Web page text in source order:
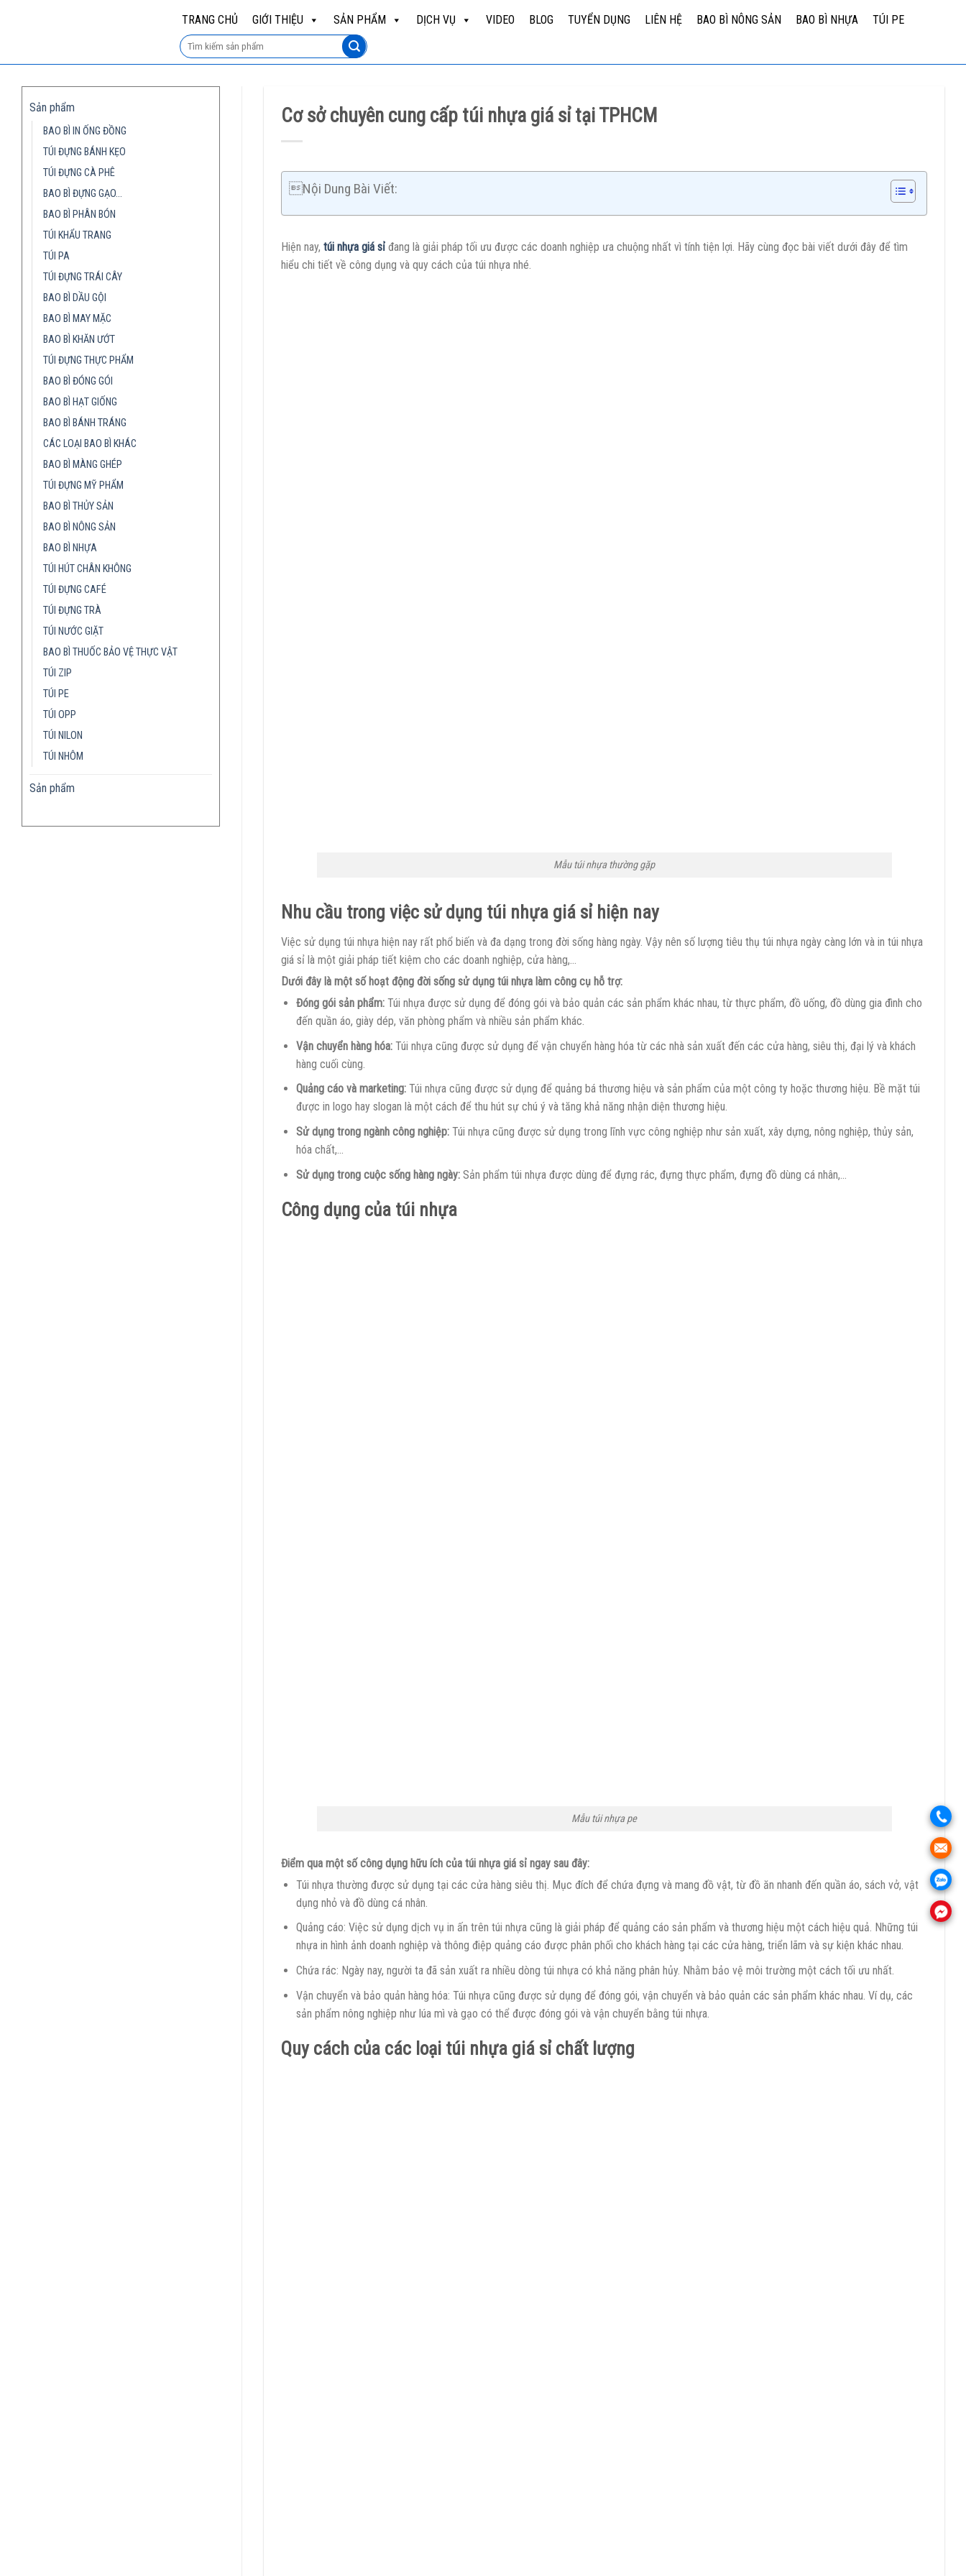
TRANG CHỦ GIỚI THIỆU SẢN PHẨM DỊCH VỤ VIDEO BLOG TUYỂN DỤNG LIÊN HỆ BAO BÌ NÔNG SẢN BAO BÌ NHỰA TÚI PE
Sản phẩm
BAO BÌ IN ỐNG ĐỒNG
TÚI ĐỰNG BÁNH KẸO
TÚI ĐỰNG CÀ PHÊ
BAO BÌ ĐỰNG GẠO…
BAO BÌ PHÂN BÓN
TÚI KHẨU TRANG
TÚI PA
TÚI ĐỰNG TRÁI CÂY
BAO BÌ DẦU GỘI
BAO BÌ MAY MẶC
BAO BÌ KHĂN ƯỚT
TÚI ĐỰNG THỰC PHẨM
BAO BÌ ĐÓNG GÓI
BAO BÌ HẠT GIỐNG
BAO BÌ BÁNH TRÁNG
CÁC LOẠI BAO BÌ KHÁC
BAO BÌ MÀNG GHÉP
TÚI ĐỰNG MỸ PHẨM
BAO BÌ THỦY SẢN
BAO BÌ NÔNG SẢN
BAO BÌ NHỰA
TÚI HÚT CHÂN KHÔNG
TÚI ĐỰNG CAFÉ
TÚI ĐỰNG TRÀ
TÚI NƯỚC GIẶT
BAO BÌ THUỐC BẢO VỆ THỰC VẬT
TÚI ZIP
TÚI PE
TÚI OPP
TÚI NILON
TÚI NHÔM
Sản phẩm
Cơ sở chuyên cung cấp túi nhựa giá sỉ tại TPHCM
Nội Dung Bài Viết:
Hiện nay, túi nhựa giá sỉ đang là giải pháp tối ưu được các doanh nghiệp ưa chuộng nhất vì tính tiện lợi. Hãy cùng đọc bài viết dưới đây để tìm
hiểu chi tiết về công dụng và quy cách của túi nhựa nhé.
Mẫu túi nhựa thường gặp
Nhu cầu trong việc sử dụng túi nhựa giá sỉ hiện nay
Việc sử dụng túi nhựa hiện nay rất phổ biến và đa dạng trong đời sống hàng ngày. Vậy nên số lượng tiêu thụ túi nhựa ngày càng lớn và in túi nhựa
giá sỉ là một giải pháp tiết kiệm cho các doanh nghiệp, cửa hàng,…
Dưới đây là một số hoạt động đời sống sử dụng túi nhựa làm công cụ hỗ trợ:
Đóng gói sản phẩm:Túi nhựa được sử dụng để đóng gói và bảo quản các sản phẩm khác nhau, từ thực phẩm, đồ uống, đồ dùng gia đình cho
đến quần áo, giày dép, văn phòng phẩm và nhiều sản phẩm khác.
Vận chuyển hàng hóa:Túi nhựa cũng được sử dụng để vận chuyển hàng hóa từ các nhà sản xuất đến các cửa hàng, siêu thị, đại lý và khách
hàng cuối cùng.
Quảng cáo và marketing:Túi nhựa cũng được sử dụng để quảng bá thương hiệu và sản phẩm của một công ty hoặc thương hiệu. Bề mặt túi
được in logo hay slogan là một cách để thu hút sự chú ý và tăng khả năng nhận diện thương hiệu.
Sử dụng trong ngành công nghiệp:Túi nhựa cũng được sử dụng trong lĩnh vực công nghiệp như sản xuất, xây dựng, nông nghiệp, thủy sản,
hóa chất,…
Sử dụng trong cuộc sống hàng ngày:Sản phẩm túi nhựa được dùng để đựng rác, đựng thực phẩm, đựng đồ dùng cá nhân,…
Công dụng của túi nhựa
Mẫu túi nhựa pe
Điểm qua một số công dụng hữu ích của túi nhựa giá sỉ ngay sau đây:
Túi nhựa thường được sử dụng tại các cửa hàng siêu thị. Mục đích để chứa đựng và mang đồ vật, từ đồ ăn nhanh đến quần áo, sách vở, vật
dụng nhỏ và đồ dùng cá nhân.
Quảng cáo: Việc sử dụng dịch vụ in ấn trên túi nhựa cũng là giải pháp để quảng cáo sản phẩm và thương hiệu một cách hiệu quả. Những túi
nhựa in hình ảnh doanh nghiệp và thông điệp quảng cáo được phân phối cho khách hàng tại các cửa hàng, triển lãm và sự kiện khác nhau.
Chứa rác: Ngày nay, người ta đã sản xuất ra nhiều dòng túi nhựa có khả năng phân hủy. Nhằm bảo vệ môi trường một cách tối ưu nhất.
Vận chuyển và bảo quản hàng hóa: Túi nhựa cũng được sử dụng để đóng gói, vận chuyển và bảo quản các sản phẩm khác nhau. Ví dụ, các
sản phẩm nông nghiệp như lúa mì và gạo có thể được đóng gói và vận chuyển bằng túi nhựa.
Quy cách của các loại túi nhựa giá sỉ chất lượng
.
.
.
.